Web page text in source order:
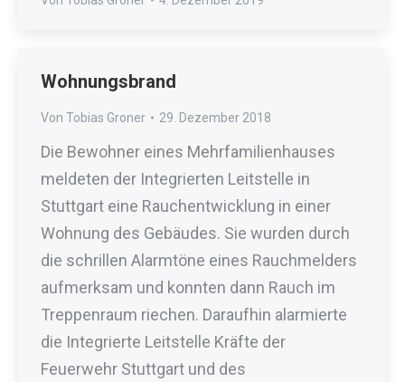
Wohnungsbrand
Von Tobias Groner 29. Dezember 2018
Die Bewohner eines Mehrfamilienhauses
meldeten der Integrierten Leitstelle in
Stuttgart eine Rauchentwicklung in einer
Wohnung des Gebäudes. Sie wurden durch
die schrillen Alarmtöne eines Rauchmelders
aufmerksam und konnten dann Rauch im
Treppenraum riechen. Daraufhin alarmierte
die Integrierte Leitstelle Kräfte der
Feuerwehr Stuttgart und des